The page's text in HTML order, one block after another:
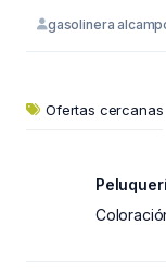
gasolinera
Ofertas cercanas